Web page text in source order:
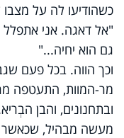
כשהודיעו לה על
"אל דאגה. אני אתפלל
גם הוא יחיה..."
וכך הווה. בכל פעם
מר-המוות, התעטפה
ובתחנונים, והבן
מעשה מבהיל, שכאשר